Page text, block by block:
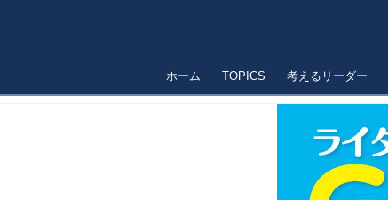
ホーム TOPICS 考えるリーダー